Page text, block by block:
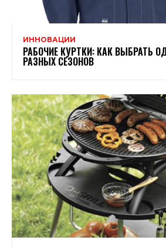
ИННОВАЦИИ
РАБОЧИЕ КУРТКИ: КАК ВЫБРАТЬ
РАЗНЫХ СЕЗОНОВ